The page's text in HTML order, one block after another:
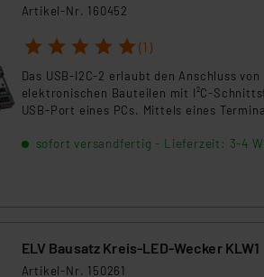
Artikel-Nr. 160452
1 2 3 4 5 (1)
Das USB-I2C-2 erlaubt den Anschluss von
elektronischen Bauteilen mit I²C-
USB-Port eines PCs. Mittels eines
angeschlossenen I²C-Bauteilen
sofort versandfertig - Lieferzeit: 3-4
ELV Bausatz Kreis-LED-Wecker KLW1
Artikel-Nr. 150261